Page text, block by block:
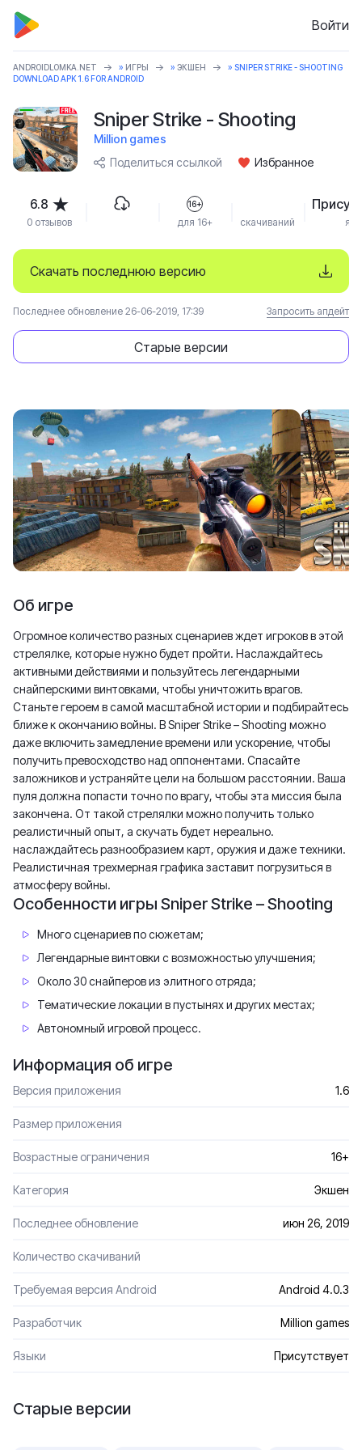
Войти
ANDROIDLOMKA.NET » ИГРЫ » ЭКШЕН
» SNIPER STRIKE - SHOOTING
DOWNLOAD APK 1.6 FOR ANDROID
Sniper Strike - Shooting
Million games
Поделиться ссылкой
Избранное
Скачать последнюю версию
Старые версии
Последнее обновление 26-06-2019, 17:39 Запросить апдейт
6.8
0 отзывов
16+
для 16+ скачиваний
Об игре
Огромное количество разных сценариев ждет игроков в этой
стрелялке, которые нужно будет пройти. Наслаждайтесь
активными действиями и пользуйтесь легендарными
снайперскими винтовками, чтобы уничтожить врагов.
Станьте героем в самой масштабной истории и подбирайтесь
ближе к окончанию войны. В Sniper Strike – Shooting можно
даже включить замедление времени или ускорение, чтобы
получить превосходство над оппонентами. Спасайте
заложников и устраняйте цели на большом расстоянии. Ваша
пуля должна попасти точно по врагу, чтобы эта миссия была
закончена. От такой стрелялки можно получить только
реалистичный опыт, а скучать будет нереально.
наслаждайтесь разнообразием карт, оружия и даже техники.
Реалистичная трехмерная графика заставит погрузиться в
атмосферу войны.
Особенности игры Sniper Strike – Shooting
Много сценариев по сюжетам;
Легендарные винтовки с возможностью улучшения;
Около 30 снайперов из элитного отряда;
Тематические локации в пустынях и других местах;
Автономный игровой процесс.
Информация об игре
Версия приложения 1.6
Размер приложения
Возрастные ограничения 16+
Категория Экшен
Последнее обновление июн 26, 2019
Количество скачиваний
Требуемая версия Android Android 4.0.3
Разработчик Million games
Языки Присутствует
Старые версии